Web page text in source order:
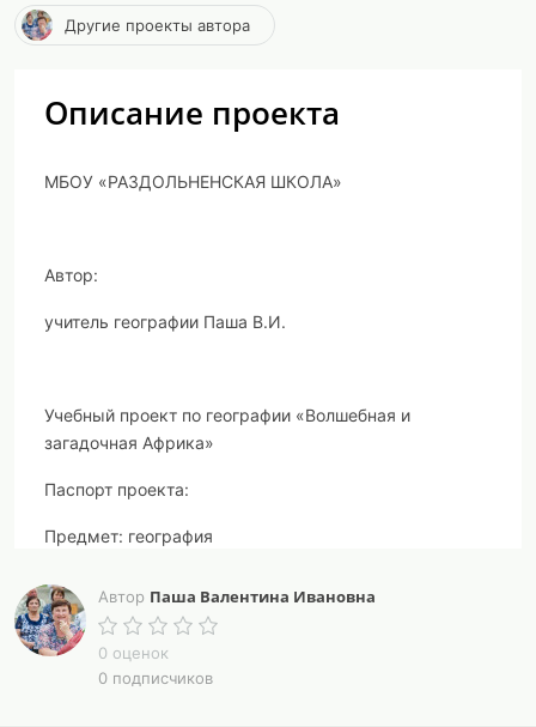
Другие проекты автора
Описание проекта
МБОУ «РАЗДОЛЬНЕНСКАЯ ШКОЛА»
Автор:
учитель географии Паша В.И.
Учебный проект по географии «Волшебная и
загадочная Африка»
Паспорт проекта:
Предмет: география
Участники проекта: учащиеся 7 класс
Учебная тема: Африка
Срок реализации проекта:10 учебных часов (5
Автор Паша Валентина Ивановна
0 оценок
0 подписчиков